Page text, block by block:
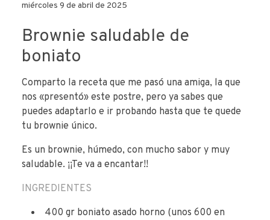
miércoles 9 de abril de 2025
Brownie saludable de
boniato
Comparto la receta que me pasó una amiga, la que
nos «presentó» este postre, pero ya sabes que
puedes adaptarlo e ir probando hasta que te quede
tu brownie único.
Es un brownie, húmedo, con mucho sabor y muy
saludable. ¡¡Te va a encantar!!
INGREDIENTES
400 gr boniato asado horno (unos 600 en